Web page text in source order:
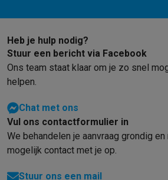
Heb je hulp nodig?
Stuur een bericht via Facebook
Ons team staat klaar om je zo snel
helpen.
Chat met ons
Vul ons contactformulier in
We behandelen je aanvraag grondig
mogelijk contact met je op.
Stuur ons een mail